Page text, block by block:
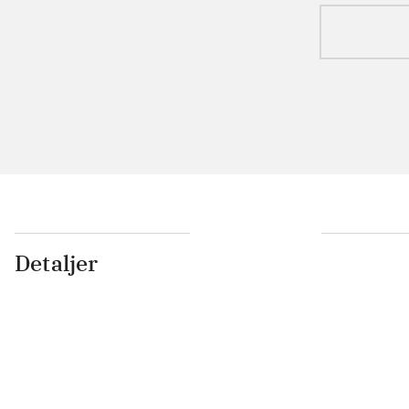
Detaljer